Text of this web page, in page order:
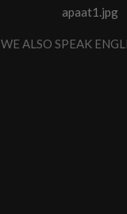
WE ALSO SPEAK